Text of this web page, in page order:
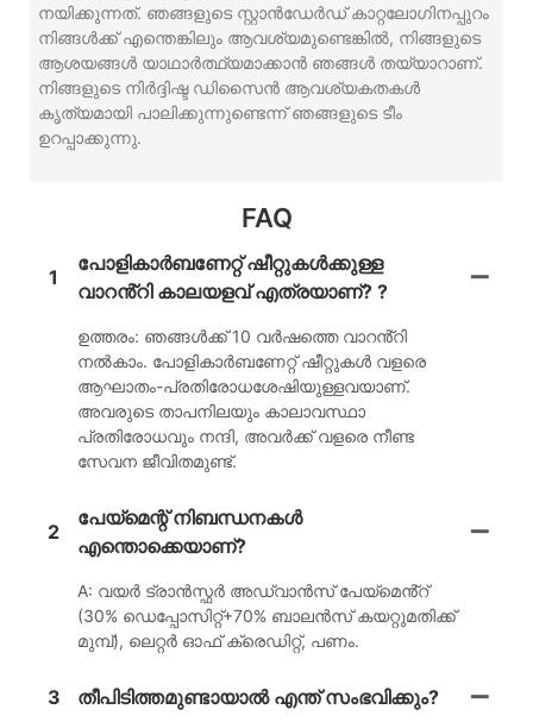
നയിക്കുന്നത്. ഞങ്ങളുടെ സ്റ്റാൻഡേർഡ് കാറ്റലോഗിനപ്പുറം
നിങ്ങൾക്ക് എന്തെങ്കിലും ആവശ്യമുണ്ടെങ്കിൽ, നിങ്ങളുടെ
ആശയങ്ങൾ യാഥാർത്ഥ്യമാക്കാൻ ഞങ്ങൾ തയ്യാറാണ്.
നിങ്ങളുടെ നിർദ്ദിഷ്ട ഡിസൈൻ ആവശ്യകതകൾ
കൃത്യമായി പാലിക്കുന്നുണ്ടെന്ന് ഞങ്ങളുടെ ടീം
ഉറപ്പാക്കുന്നു.
FAQ
1
പോളികാർബണേറ്റ് ഷീറ്റുകൾക്കുള്ള
വാറൻ്റി കാലയളവ് എത്രയാണ്? ?
ഉത്തരം: ഞങ്ങൾക്ക് 10 വർഷത്തെ വാറൻ്റി
നൽകാം. പോളികാർബണേറ്റ് ഷീറ്റുകൾ വളരെ
ആഘാതം-പ്രതിരോധശേഷിയുള്ളവയാണ്.
അവരുടെ താപനിലയും കാലാവസ്ഥാ
പ്രതിരോധവും നന്ദി, അവർക്ക് വളരെ നീണ്ട
സേവന ജീവിതമുണ്ട്.
2
പേയ്‌മെന്റ് നിബന്ധനകൾ
എന്തൊക്കെയാണ്?
A: വയർ ട്രാൻസ്ഫർ അഡ്വാൻസ് പേയ്മെൻ്റ്
(30% ഡെപ്പോസിറ്റ്+70% ബാലൻസ് കയറ്റുമതിക്ക്
മുമ്പ്), ലെറ്റർ ഓഫ് ക്രെഡിറ്റ്, പണം.
3 തീപിടിത്തമുണ്ടായാൽ എന്ത് സംഭവിക്കും?